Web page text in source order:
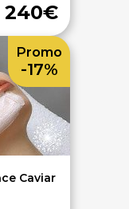
240€
Caviar
Promo
-17%
?